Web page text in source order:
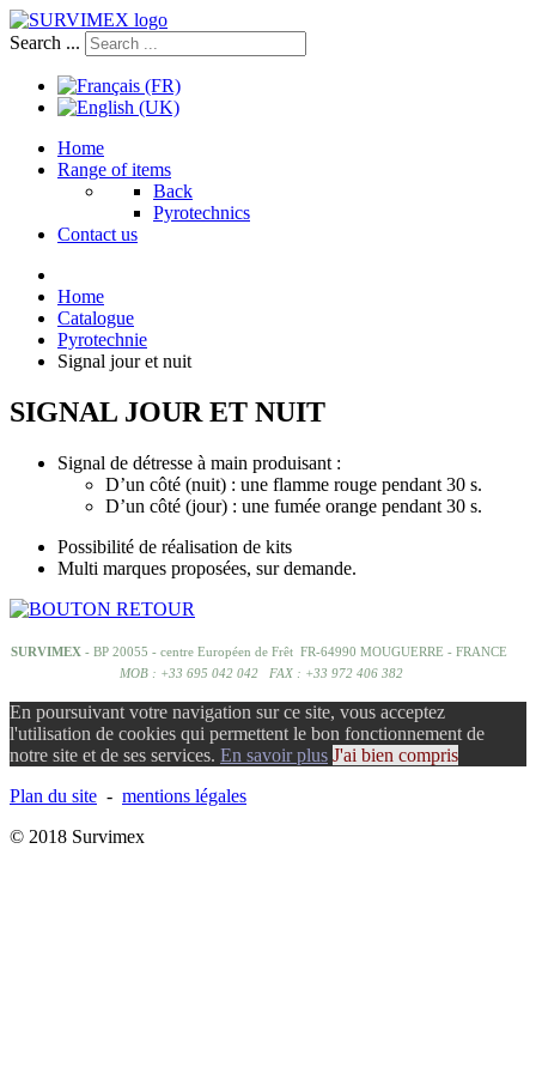
Search ...
Home
Range of items
Back
Pyrotechnics
Contact us
Home
Catalogue
Pyrotechnie
Signal jour et nuit
SIGNAL JOUR ET NUIT
Signal de détresse à main produisant :
D’un côté (nuit) : une flamme rouge pendant 30 s.
D’un côté (jour) : une fumée orange pendant 30 s.
Possibilité de réalisation de kits
Multi marques proposées, sur demande.
SURVIMEX - BP 20055 - centre Européen de Frêt FR-64990 MOUGUERRE - FRANCE
MOB : +33 695 042 042 FAX : +33 972 406 382
En poursuivant votre navigation sur ce site, vous acceptez
l'utilisation de cookies qui permettent le bon fonctionnement de
notre site et de ses services. En savoir plus J'ai bien compris
Plan du site - mentions légales
© 2018 Survimex